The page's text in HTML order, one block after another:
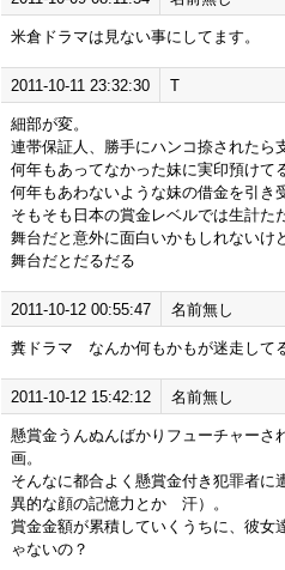
米倉ドラマは見ない事にしてます。
2011-10-11 23:32:30 T
細部が変。
連帯保証人、勝手にハンコ捺されたら
何年もあってなかった妹に実印預けて
何年もあわないような妹の借金を引き
そもそも日本の賞金レベルでは生計た
舞台だと意外に面白いかもしれないけ
舞台だとだるだる
2011-10-12 00:55:47 名前無し
糞ドラマ なんか何もかもが迷走して
2011-10-12 15:42:12 名前無し
懸賞金うんぬんばかりフューチャーさ
画。
そんなに都合よく懸賞金付き犯罪者
異的な顔の記憶力とか 汗）。
賞金金額が累積していくうちに、彼女
ゃないの？